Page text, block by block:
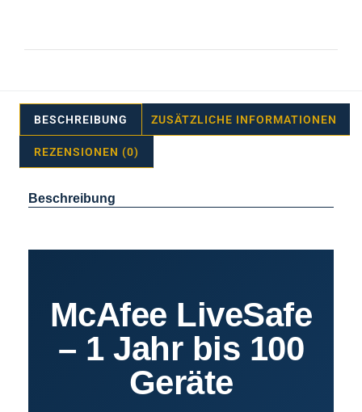
BESCHREIBUNG ZUSÄTZLICHE INFORMATIONEN
REZENSIONEN (0)
Beschreibung
McAfee LiveSafe
– 1 Jahr bis 100
Geräte